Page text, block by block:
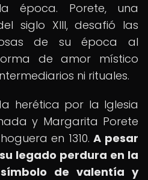
época. Porete, una
siglo XIII, desafió las
de su época al
de amor místico
ni rituales.
herética por la Iglesia
y Margarita Porete
en 1310.A pesar
legado perdura en la
de valentía y